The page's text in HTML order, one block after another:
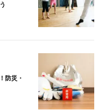
防災・